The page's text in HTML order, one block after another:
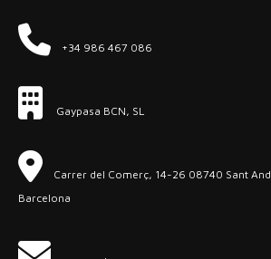
+34 986 467 086
Gaypasa BCN, SL
Carrer del Comerç, 14-26 08740 Sant
Barcelona